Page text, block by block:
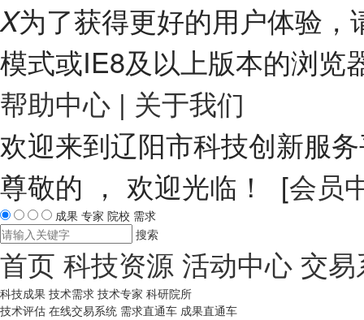
X为了获得更好的用户体验
模式或IE8及以上版本的浏览
帮助中心 | 关于我们
欢迎来到辽阳市科技创新服
尊敬的 ， 欢迎光临！ [会员
成果 专家 院校 需求
搜索
首页 科技资源 活动中心 交
科技成果 技术需求 技术专家 科研院所
技术评估 在线交易系统 需求直通车 成果直通车